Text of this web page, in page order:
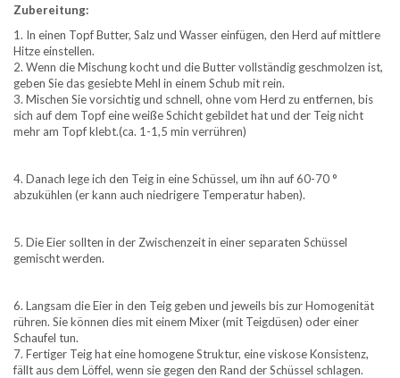
Zubereitung:
1. In einen Topf Butter, Salz und Wasser einfügen, den Herd auf mittlere
Hitze einstellen.
2. Wenn die Mischung kocht und die Butter vollständig geschmolzen ist,
geben Sie das gesiebte Mehl in einem Schub mit rein.
3. Mischen Sie vorsichtig und schnell, ohne vom Herd zu entfernen, bis
sich auf dem Topf eine weiße Schicht gebildet hat und der Teig nicht
mehr am Topf klebt.(ca. 1-1,5 min verrühren)
4. Danach lege ich den Teig in eine Schüssel, um ihn auf 60-70 °
abzukühlen (er kann auch niedrigere Temperatur haben).
5. Die Eier sollten in der Zwischenzeit in einer separaten Schüssel
gemischt werden.
6. Langsam die Eier in den Teig geben und jeweils bis zur Homogenität
rühren. Sie können dies mit einem Mixer (mit Teigdüsen) oder einer
Schaufel tun.
7. Fertiger Teig hat eine homogene Struktur, eine viskose Konsistenz,
fällt aus dem Löffel, wenn sie gegen den Rand der Schüssel schlagen.